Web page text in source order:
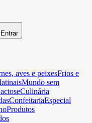
Entrar
aves e peixesFrios e
Mundo sem
Culinária
ConfeitariaEspecial
Produtos